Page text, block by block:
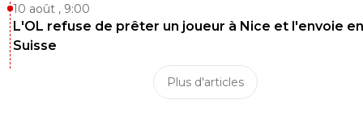
10 août , 9:00
L'OL refuse de prêter un joueur à Nice et l'envoie en
Suisse
Plus d'articles